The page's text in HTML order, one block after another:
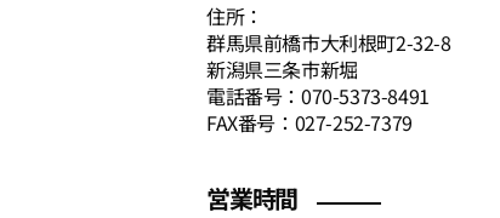
住所：
群馬県前橋市大利根町2-32-8
新潟県三条市新堀
電話番号：070-5373-8491
FAX番号：027-252-7379
営業時間